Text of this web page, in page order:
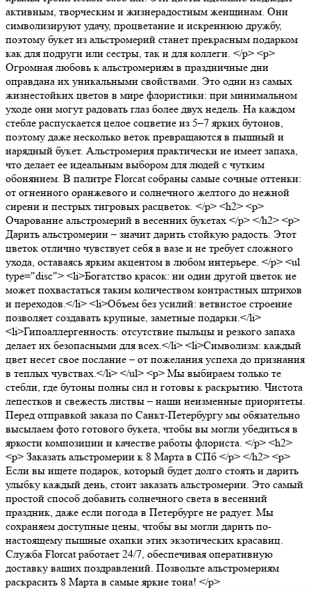
активным, творческим и жизнерадостным женщинам. Они
символизируют удачу, процветание и искреннюю дружбу,
поэтому букет из альстромерий станет прекрасным подарком
как для подруги или сестры, так и для коллеги. </p> <p>
Огромная любовь к альстромериям в праздничные дни
оправдана их уникальными свойствами. Это одни из самых
жизнестойких цветов в мире флористики: при минимальном
уходе они могут радовать глаз более двух недель. На каждом
стебле распускается целое соцветие из 5–7 ярких бутонов,
поэтому даже несколько веток превращаются в пышный и
нарядный букет. Альстромерия практически не имеет запаха,
что делает ее идеальным выбором для людей с чутким
обонянием. В палитре Florcat собраны самые сочные оттенки:
от огненного оранжевого и солнечного желтого до нежной
сирени и пестрых тигровых расцветок. </p> <h2> <p>
Очарование альстромерий в весенних букетах </p> </h2> <p>
Дарить альстромерии – значит дарить стойкую радость. Этот
цветок отлично чувствует себя в вазе и не требует сложного
ухода, оставаясь ярким акцентом в любом интерьере. </p> <ul
type="disc"> <li>Богатство красок: ни один другой цветок не
может похвастаться таким количеством контрастных штрихов
и переходов.</li> <li>Объем без усилий: ветвистое строение
позволяет создавать крупные, заметные подарки.</li>
<li>Гипоаллергенность: отсутствие пыльцы и резкого запаха
делает их безопасными для всех.</li> <li>Символизм: каждый
цвет несет свое послание – от пожелания успеха до признания
в теплых чувствах.</li> </ul> <p> Мы выбираем только те
стебли, где бутоны полны сил и готовы к раскрытию. Чистота
лепестков и свежесть листвы – наши неизменные приоритеты.
Перед отправкой заказа по Санкт-Петербургу мы обязательно
высылаем фото готового букета, чтобы вы могли убедиться в
яркости композиции и качестве работы флориста. </p> <h2>
<p> Заказать альстромерии к 8 Марта в СПб </p> </h2> <p>
Если вы ищете подарок, который будет долго стоять и дарить
улыбку каждый день, стоит заказать альстромерии. Это самый
простой способ добавить солнечного света в весенний
праздник, даже если погода в Петербурге не радует. Мы
сохраняем доступные цены, чтобы вы могли дарить по-
настоящему пышные охапки этих экзотических красавиц.
Служба Florcat работает 24/7, обеспечивая оперативную
доставку ваших поздравлений. Позвольте альстромериям
раскрасить 8 Марта в самые яркие тона! </p>